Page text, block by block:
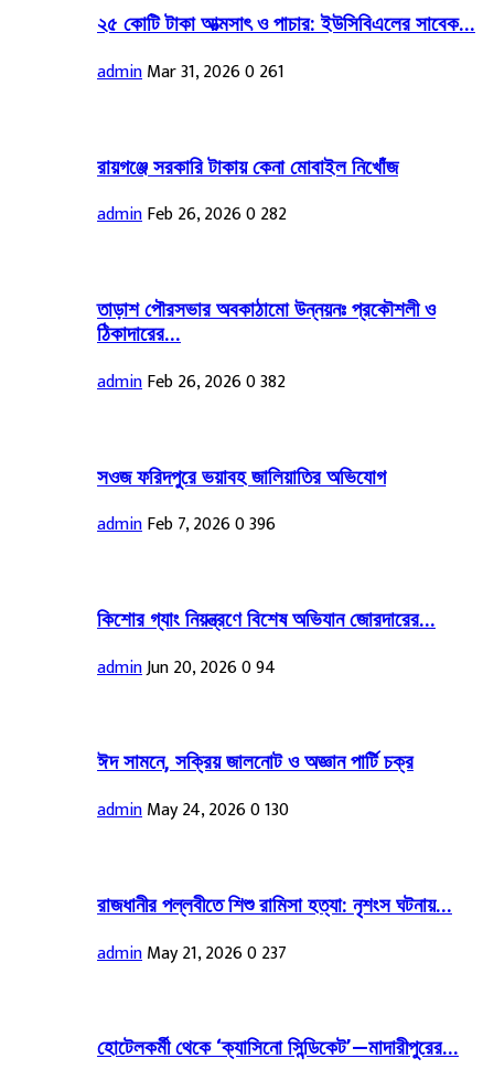
২৫ কোটি টাকা আত্মসাৎ ও পাচার: ইউসিবিএলের সাবেক...
adminMar 31, 20260261
রায়গঞ্জে সরকারি টাকায় কেনা মোবাইল নিখোঁজ
adminFeb 26, 20260282
তাড়াশ পৌরসভার অবকাঠামো উন্নয়নঃ প্রকৌশলী ও
ঠিকাদারের...
adminFeb 26, 20260382
সওজ ফরিদপুরে ভয়াবহ জালিয়াতির অভিযোগ
adminFeb 7, 20260396
কিশোর গ্যাং নিয়ন্ত্রণে বিশেষ অভিযান জোরদারের...
adminJun 20, 2026094
ঈদ সামনে, সক্রিয় জালনোট ও অজ্ঞান পার্টি চক্র
adminMay 24, 20260130
রাজধানীর পল্লবীতে শিশু রামিসা হত্যা: নৃশংস ঘটনায়...
adminMay 21, 20260237
হোটেলকর্মী থেকে ‘ক্যাসিনো সিন্ডিকেট’—মাদারীপুরের...